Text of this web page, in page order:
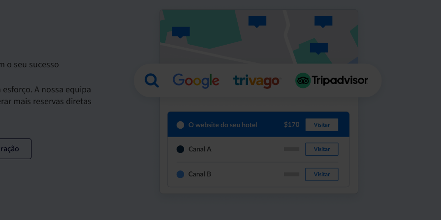
o seu sucesso
A nossa equipa
mais reservas diretas